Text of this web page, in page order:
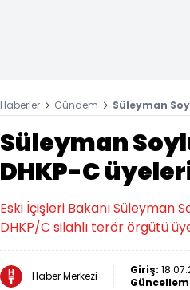
Haberler Gündem Süleyman
Süleyman
DHKP-C
Eski İçişleri Bakanı Süleyman
DHKP/C silahlı terör örgütü
Haber Merkezi Giriş: